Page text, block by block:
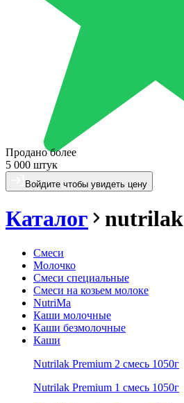
Продано более
5 000 штук
Войдите чтобы увидеть цену
Каталог nutrilak
Смеси
Молочко
Смеси специальные
Смеси на козьем молоке
NutriMa
Каши молочные
Каши безмолочные
Каши
Nutrilak Premium 2 смесь 1050г
Nutrilak Premium 1 смесь 1050г